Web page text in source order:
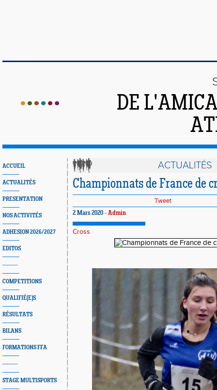
DE
ACCUEIL
ACTUALITÉS
PRESENTATION
NOS ACTIVITÉS
ADHESION 2026/2027
EDITOS
--------
COMPETITIONS
QUALIFIÉ(E)S
RÉSULTATS
BILANS
FORMATIONS FFA
--------
STAGE MULTISPORTS
ACTUALITÉS
Championnats de France de
Tweet
2 Mars 2020 - Admin
Cross